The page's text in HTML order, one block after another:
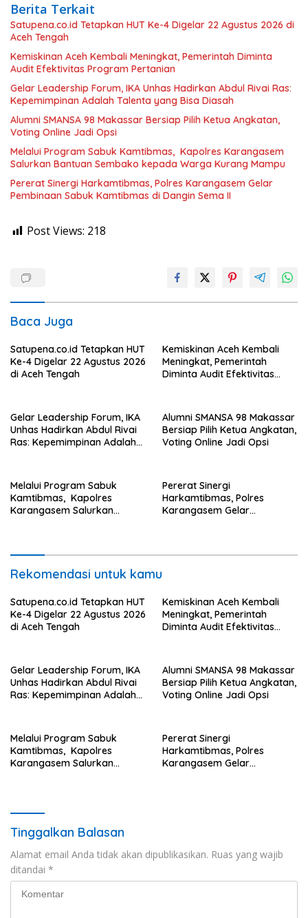
Berita Terkait
Satupena.co.id Tetapkan HUT Ke-4 Digelar 22 Agustus 2026 di
Aceh Tengah
Kemiskinan Aceh Kembali Meningkat, Pemerintah Diminta
Audit Efektivitas Program Pertanian
Gelar Leadership Forum, IKA Unhas Hadirkan Abdul Rivai Ras:
Kepemimpinan Adalah Talenta yang Bisa Diasah
Alumni SMANSA 98 Makassar Bersiap Pilih Ketua Angkatan,
Voting Online Jadi Opsi
Melalui Program Sabuk Kamtibmas, Kapolres Karangasem
Salurkan Bantuan Sembako kepada Warga Kurang Mampu
Pererat Sinergi Harkamtibmas, Polres Karangasem Gelar
Pembinaan Sabuk Kamtibmas di Dangin Sema II
Post Views: 218
Baca Juga
Satupena.co.id Tetapkan HUT
Ke-4 Digelar 22 Agustus 2026
di Aceh Tengah
Kemiskinan Aceh Kembali
Meningkat, Pemerintah
Diminta Audit Efektivitas
Gelar Leadership Forum, IKA
Unhas Hadirkan Abdul Rivai
Ras: Kepemimpinan Adalah
Alumni SMANSA 98 Makassar
Bersiap Pilih Ketua Angkatan,
Voting Online Jadi Opsi
Melalui Program Sabuk
Kamtibmas, Kapolres
Karangasem Salurkan
Pererat Sinergi
Harkamtibmas, Polres
Karangasem Gelar
Rekomendasi untuk kamu
Satupena.co.id Tetapkan HUT
Ke-4 Digelar 22 Agustus 2026
di Aceh Tengah
Kemiskinan Aceh Kembali
Meningkat, Pemerintah
Diminta Audit Efektivitas
Gelar Leadership Forum, IKA
Unhas Hadirkan Abdul Rivai
Ras: Kepemimpinan Adalah
Alumni SMANSA 98 Makassar
Bersiap Pilih Ketua Angkatan,
Voting Online Jadi Opsi
Melalui Program Sabuk
Kamtibmas, Kapolres
Karangasem Salurkan
Pererat Sinergi
Harkamtibmas, Polres
Karangasem Gelar
Tinggalkan Balasan
Alamat email Anda tidak akan dipublikasikan. Ruas yang wajib
ditandai *